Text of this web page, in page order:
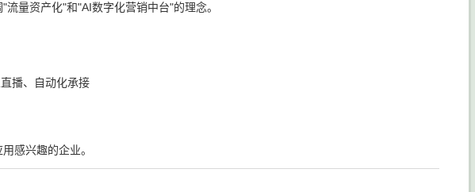
量资产化"和"AI数字化营销中台"的理念。
播、自动化承接
感兴趣的企业。